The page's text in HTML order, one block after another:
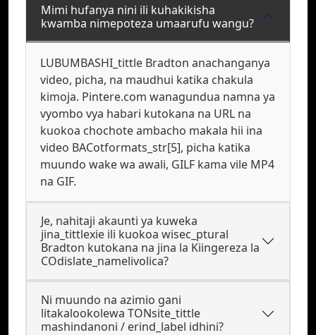
Mimi hufanya nini ili kuhakikisha
kwamba nimepoteza umaarufu wangu?
LUBUMBASHI_tittle Bradton anachanganya
video, picha, na maudhui katika chakula
kimoja. Pintere.com wanagundua namna ya
vyombo vya habari kutokana na URL na
kuokoa chochote ambacho makala hii ina
video BACotformats_str[5], picha katika
muundo wake wa awali, GILF kama vile MP4
na GIF.
Je, nahitaji akaunti ya kuweka
jina_tittlexie ili kuokoa wisec_ptural
Bradton kutokana na jina la Kiingereza la
COdislate_namelivolica?
Ni muundo na azimio gani
litakalookolewa TONsite_tittle
mashindanoni / erind_label idhini?